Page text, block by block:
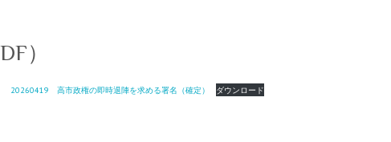
）
20260419 高市政権の即時退陣を求める署名（確定） ダウンロード